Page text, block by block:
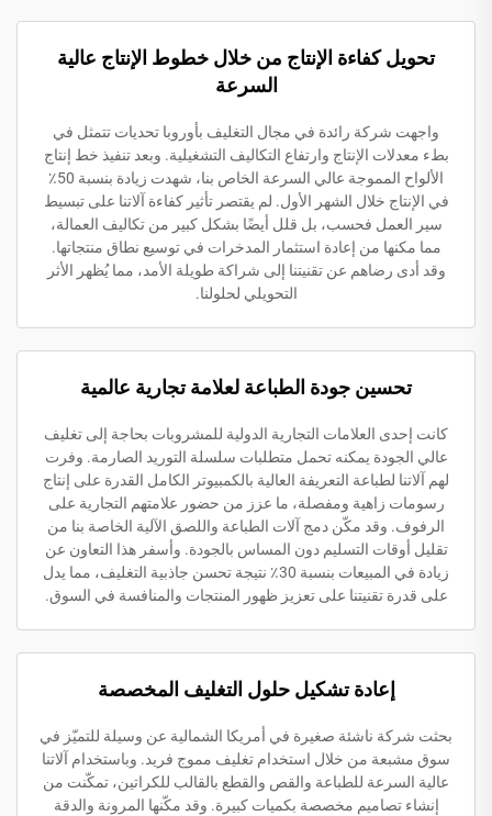
تحويل كفاءة الإنتاج من خلال خطوط الإنتاج عالية
السرعة
واجهت شركة رائدة في مجال التغليف بأوروبا تحديات تتمثل في
بطء معدلات الإنتاج وارتفاع التكاليف التشغيلية. وبعد تنفيذ خط إنتاج
الألواح المموجة عالي السرعة الخاص بنا، شهدت زيادة بنسبة 50٪
في الإنتاج خلال الشهر الأول. لم يقتصر تأثير كفاءة آلاتنا على تبسيط
سير العمل فحسب، بل قلل أيضًا بشكل كبير من تكاليف العمالة،
مما مكنها من إعادة استثمار المدخرات في توسيع نطاق منتجاتها.
وقد أدى رضاهم عن تقنيتنا إلى شراكة طويلة الأمد، مما يُظهر الأثر
التحويلي لحلولنا.
تحسين جودة الطباعة لعلامة تجارية عالمية
كانت إحدى العلامات التجارية الدولية للمشروبات بحاجة إلى تغليف
عالي الجودة يمكنه تحمل متطلبات سلسلة التوريد الصارمة. وفرت
لهم آلاتنا لطباعة التعريفة العالية بالكمبيوتر الكامل القدرة على إنتاج
رسومات زاهية ومفصلة، ما عزز من حضور علامتهم التجارية على
الرفوف. وقد مكّن دمج آلات الطباعة واللصق الآلية الخاصة بنا من
تقليل أوقات التسليم دون المساس بالجودة. وأسفر هذا التعاون عن
زيادة في المبيعات بنسبة 30٪ نتيجة تحسن جاذبية التغليف، مما يدل
على قدرة تقنيتنا على تعزيز ظهور المنتجات والمنافسة في السوق.
إعادة تشكيل حلول التغليف المخصصة
بحثت شركة ناشئة صغيرة في أمريكا الشمالية عن وسيلة للتميّز في
سوق مشبعة من خلال استخدام تغليف مموج فريد. وباستخدام آلاتنا
عالية السرعة للطباعة والقص والقطع بالقالب للكراتين، تمكّنت من
إنشاء تصاميم مخصصة بكميات كبيرة. وقد مكّنها المرونة والدقة